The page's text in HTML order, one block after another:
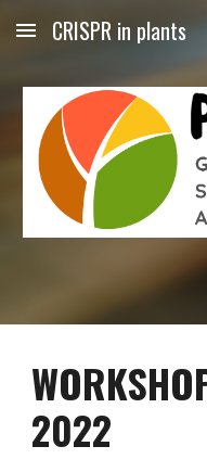
Skip to main content
CRISPR in plants
2022